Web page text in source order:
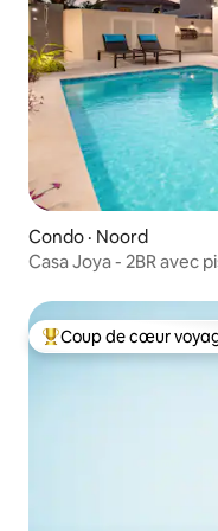
Condo · Noord
Casa Joya - 2BR avec
Coup de cœur
Coup de cœur